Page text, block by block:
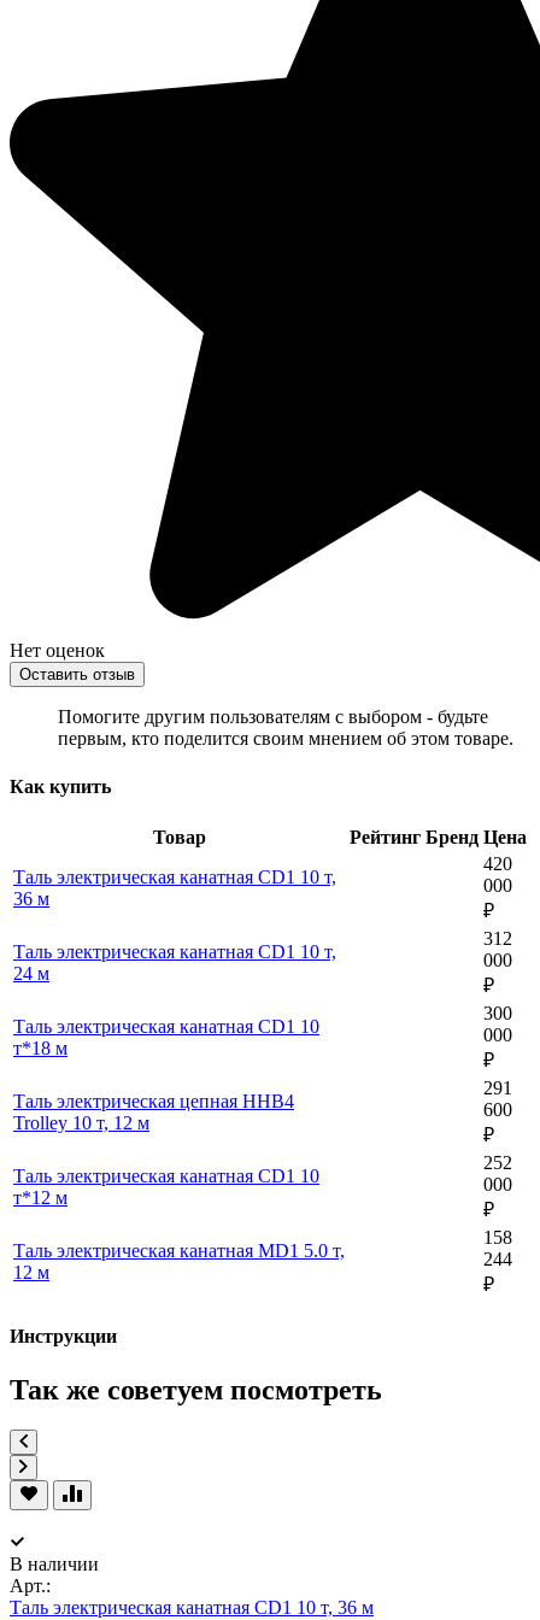
Нет оценок
Оставить отзыв
Помогите другим пользователям с выбором - будьте
первым, кто поделится своим мнением об этом товаре.
Как купить
Товар Рейтинг Бренд Цена
Таль электрическая канатная CD1 10 т,
36 м
420
000
₽
Таль электрическая канатная CD1 10 т,
24 м
312
000
₽
Таль электрическая канатная CD1 10
т*18 м
300
000
₽
Таль электрическая цепная ННВ4
Trolley 10 т, 12 м
291
600
₽
Таль электрическая канатная CD1 10
т*12 м
252
000
₽
Таль электрическая канатная MD1 5.0 т,
12 м
158
244
₽
Инструкции
Так же советуем посмотреть
В наличии
Арт.:
Таль электрическая канатная CD1 10 т, 36 м